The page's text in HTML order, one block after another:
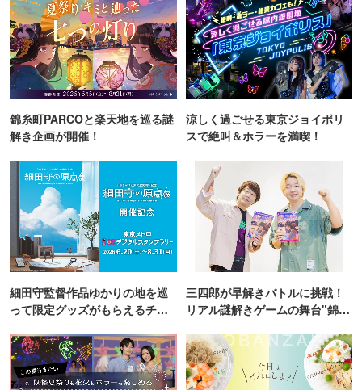
錦糸町PARCOと楽天地を巡る謎
解き企画が開催！
涼しく過ごせる東京ジョイポリ
スで絶叫＆ホラーを満喫！
細田守監督作品ゆかりの地を巡
って限定グッズがもらえるチャ
三四郎が早解きバトルに挑戦！
リアル謎解きゲームの舞台"錦糸